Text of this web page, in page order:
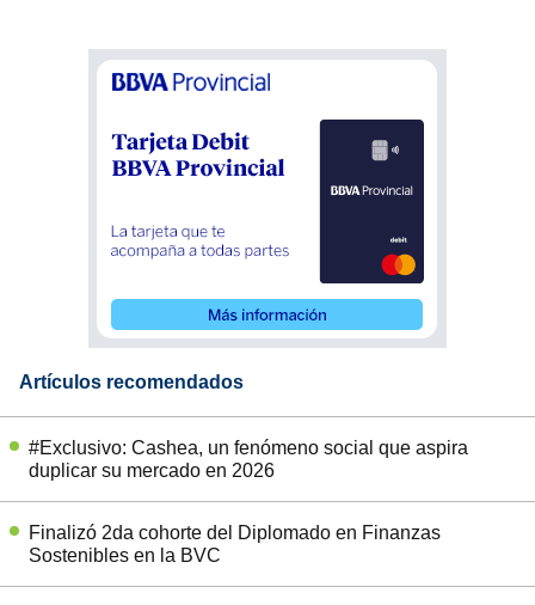
Artículos recomendados
#Exclusivo: Cashea, un fenómeno social que aspira
duplicar su mercado en 2026
Finalizó 2da cohorte del Diplomado en Finanzas
Sostenibles en la BVC